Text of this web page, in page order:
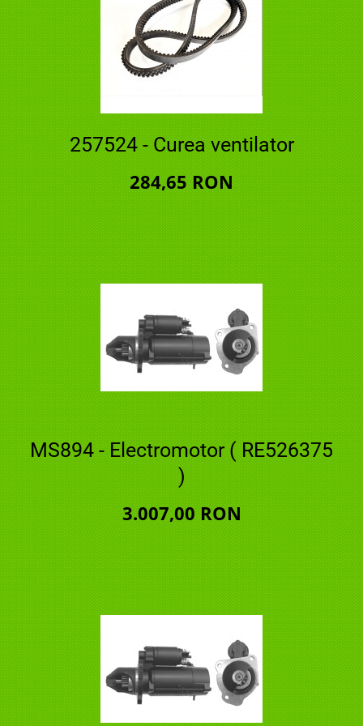
257524 - Curea ventilator
284,65 RON
MS894 - Electromotor ( RE526375
)
3.007,00 RON